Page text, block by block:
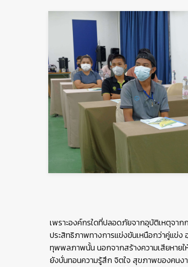
เพราะองค์กรใดที่ปลอดภัยจากอุบัติเหตุจาก
ประสิทธิภาพทางการแข่งขันเหนือกว่าคู่แข่ง
ทุพพลภาพนั้น นอกจากสร้างความเสียหาย
ยังบั่นทอนความรู้สึก จิตใจ สุขภาพของคนง